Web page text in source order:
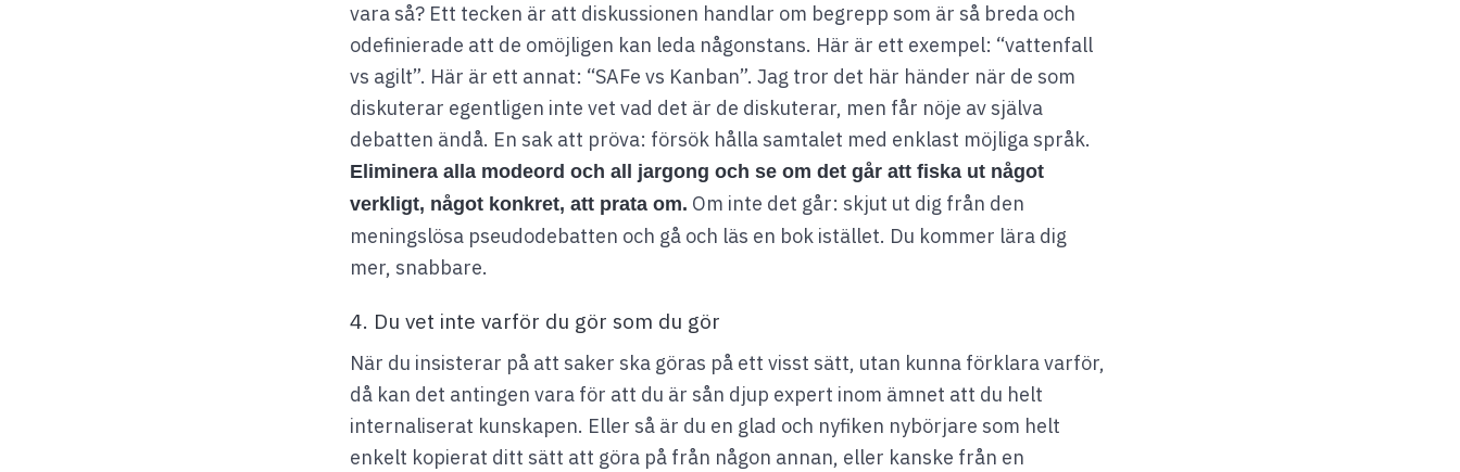
vara så? Ett tecken är att diskussionen handlar om begrepp som är så breda och
odefinierade att de omöjligen kan leda någonstans. Här är ett exempel: “vattenfall
vs agilt”. Här är ett annat: “SAFe vs Kanban”. Jag tror det här händer när de som
diskuterar egentligen inte vet vad det är de diskuterar, men får nöje av själva
debatten ändå. En sak att pröva: försök hålla samtalet med enklast möjliga språk.
Eliminera alla modeord och all jargong och se om det går att fiska ut något
verkligt, något konkret, att prata om. Om inte det går: skjut ut dig från den
meningslösa pseudodebatten och gå och läs en bok istället. Du kommer lära dig
mer, snabbare.
4. Du vet inte varför du gör som du gör
När du insisterar på att saker ska göras på ett visst sätt, utan kunna förklara varför,
då kan det antingen vara för att du är sån djup expert inom ämnet att du helt
internaliserat kunskapen. Eller så är du en glad och nyfiken nybörjare som helt
enkelt kopierat ditt sätt att göra på från någon annan, eller kanske från en